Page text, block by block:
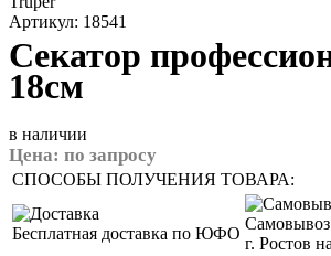
Артикул: 18541
Секатор
18см
в наличии
Цена: по запросу
СПОСОБЫ ПОЛУЧЕНИЯ ТОВАРА:
Бесплатная доставка по ЮФО
г. Ростов